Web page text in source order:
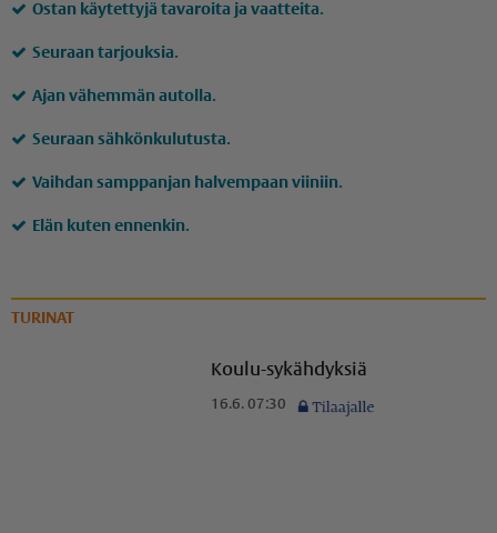
Ostan käytettyjä tavaroita ja vaatteita.
Seuraan tarjouksia.
Ajan vähemmän autolla.
Seuraan sähkönkulutusta.
Vaihdan samppanjan halvempaan viiniin.
Elän kuten ennenkin.
TURINAT
Koulu-sykähdyksiä
16.6. 07:30